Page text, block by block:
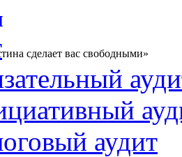
сделает вас свободными»
аудит